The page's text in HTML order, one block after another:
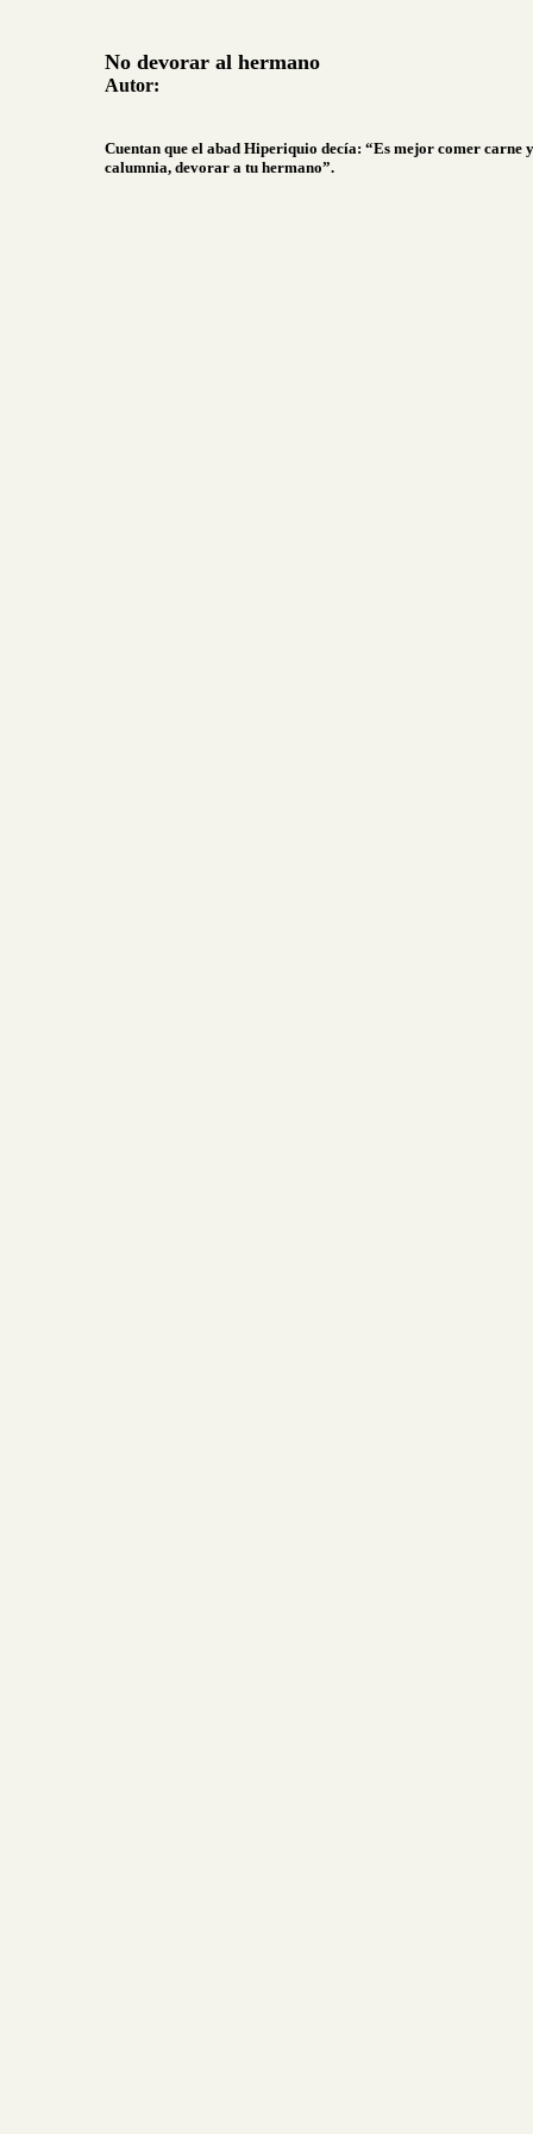
No devorar al hermano
Autor:
Cuentan que el abad Hiperiquio decía: “Es mejor comer carne
calumnia, devorar a tu hermano”.